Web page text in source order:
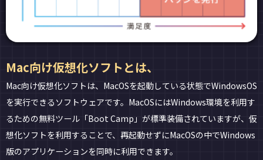
Mac向け仮想化ソフトとは、
Mac向け仮想化ソフトは、MacOSを起動している状態でWindowsOS
を実行できるソフトウェアです。MacOSにはWindows環境を利用す
るための無料ツール「Boot Camp」が標準装備されていますが、仮
想化ソフトを利用することで、再起動せずにMacOSの中でWindows
版のアプリケーションを同時に利用できます。